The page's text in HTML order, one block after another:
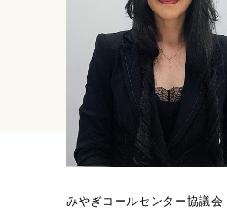
みやぎコールセンター協議会